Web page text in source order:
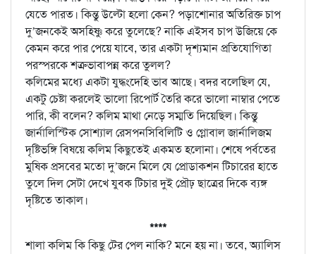
যেতে পারত। কিন্তু উল্টো হলো কেন? পড়াশোনার অতিরিক্ত চাপ
দু’জনকেই অসহিষ্ণু করে তুলেছে? নাকি এইসব চাপ উজিয়ে কে
কেমন করে পার পেয়ে যাবে, তার একটা দৃশ্যমান প্রতিযোগিতা
পরস্পরকে শত্রুভাবাপন্ন করে তুলল?
কলিমের মধ্যে একটা যুদ্ধংদেহি ভাব আছে। বদর বলেছিল যে,
একটু চেষ্টা করলেই ভালো রিপোর্ট তৈরি করে ভালো নাম্বার পেতে
পারি, কী বলেন? কলিম মাথা নেড়ে সম্মতি দিয়েছিল। কিন্তু
জার্নালিস্টিক সোশ্যাল রেসপনসিবিলিটি ও গ্লোবাল জার্নালিজম
দৃষ্টিভঙ্গি বিষয়ে কলিম কিছুতেই একমত হলোনা। শেষে পর্বতের
মুষিক প্রসবের মতো দু’জনে মিলে যে প্রোডাকশন টিচারের হাতে
তুলে দিল সেটা দেখে যুবক টিচার দুই প্রৌঢ় ছাত্রের দিকে ব্যঙ্গ
দৃষ্টিতে তাকাল।
****
শালা কলিম কি কিছু টের পেল নাকি? মনে হয় না। তবে, অ্যালিস